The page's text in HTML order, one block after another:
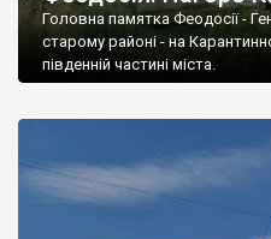
Головна памятка Феодосії -
старому районі - на
південній частині міста.